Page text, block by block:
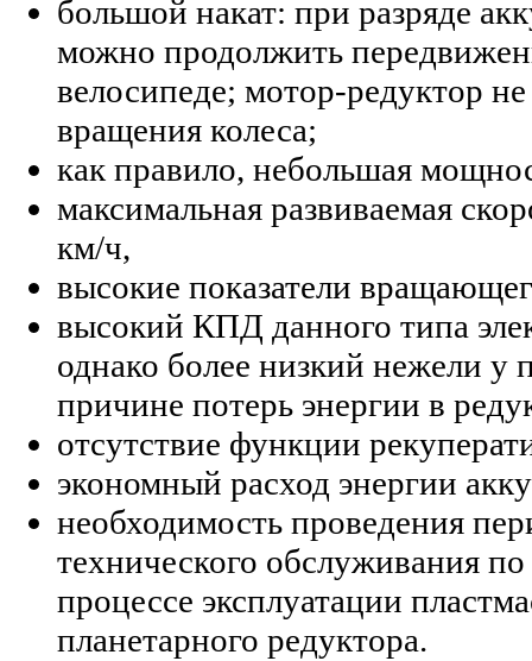
большой накат: при разряде
можно продолжить
велосипеде; мотор-редуктор
вращения колеса;
как правило, небольшая
максимальная развиваемая
км/ч,
высокие показатели
высокий КПД данного типа
однако более низкий нежели
причине потерь энергии в
отсутствие функции
экономный расход энергии
необходимость проведения
технического обслуживания
процессе эксплуатации
планетарного редуктора.